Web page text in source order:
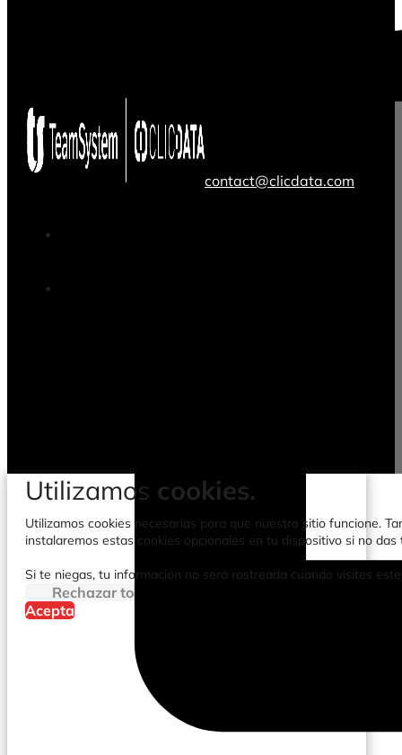
contact@clicdata.com
Utilizamos cookies.
Utilizamos cookies necesarias para que nuestro sitio funcione.
instalaremos estas cookies opcionales en tu dispositivo si no
Si te niegas, tu información no será rastreada cuando visites
Rechazar todo
Acepta